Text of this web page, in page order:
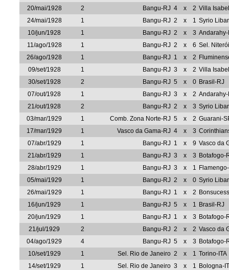
20/mai/1928
2 Bangu-RJ 4 x 2 Villa
24/mai/1928
1 Bangu-RJ 2 x 1 Syrio
10/jun/1928
1 Bangu-RJ 2 x 3
11/ago/1928
1 Bangu-RJ 2 x 6 Sel.
26/ago/1928
1 Bangu-RJ 1 x 2
09/set/1928
1 Bangu-RJ 3 x 2 Villa
30/set/1928
2 Bangu-RJ 5 x 0 Brasil-RJ
07/out/1928
1 Bangu-RJ 3 x 2
21/out/1928
2 Bangu-RJ 2 x 3 Syrio
03/mar/1929
1 Comb. Zona Norte-RJ 5 x 2 Guarani-
17/mar/1929
1 Vasco da Gama-RJ 4 x 3
07/abr/1929
1 Bangu-RJ 1 x 9 Vasco da
21/abr/1929
1 Bangu-RJ 3 x 3 Botafogo-
28/abr/1929
1 Bangu-RJ 3 x 1
05/mai/1929
1 Bangu-RJ 2 x 0 Syrio
26/mai/1929
1 Bangu-RJ 1 x 2
16/jun/1929
1 Bangu-RJ 5 x 1 Brasil-RJ
20/jun/1929
1 Bangu-RJ 1 x 3 Botafogo-
21/jul/1929
2 Bangu-RJ 2 x 2 Vasco da
04/ago/1929
4 Bangu-RJ 5 x 3 Botafogo-
10/set/1929
1 Sel. Rio de Janeiro 2 x 1 Torino-ITA
14/set/1929
1 Sel. Rio de Janeiro 3 x 1 Bologna-